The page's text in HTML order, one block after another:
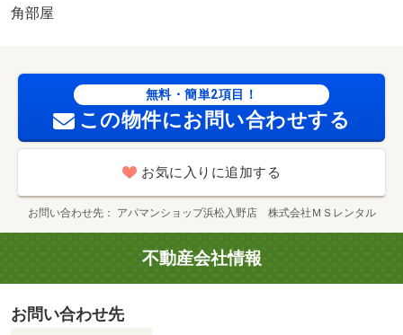
☆エアコン☆ＴＶドアホン☆宅配ボックス☆シューズボッ
不動産公正取引協議会加盟/退去負担金 60000円/鍵交換
費 16500円
角部屋
無料・簡単2項目！
この物件にお問い合わせする
お気に入りに追加する
お問い合わせ先 アパマンショップ浜松入野店 株式会社ＭＳレンタル
不動産会社情報
お問い合わせ先